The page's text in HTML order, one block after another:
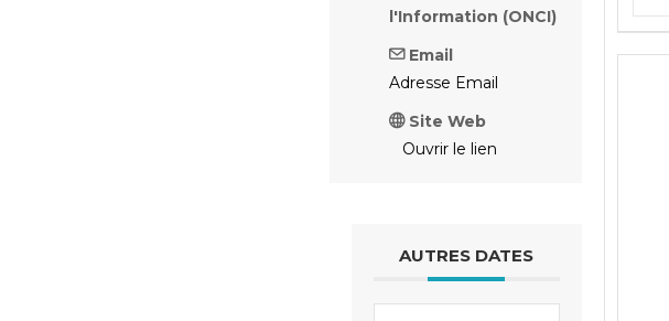
l'Information (ONCI)
Email
Adresse Email
Site Web
Ouvrir le lien
AUTRES DATES